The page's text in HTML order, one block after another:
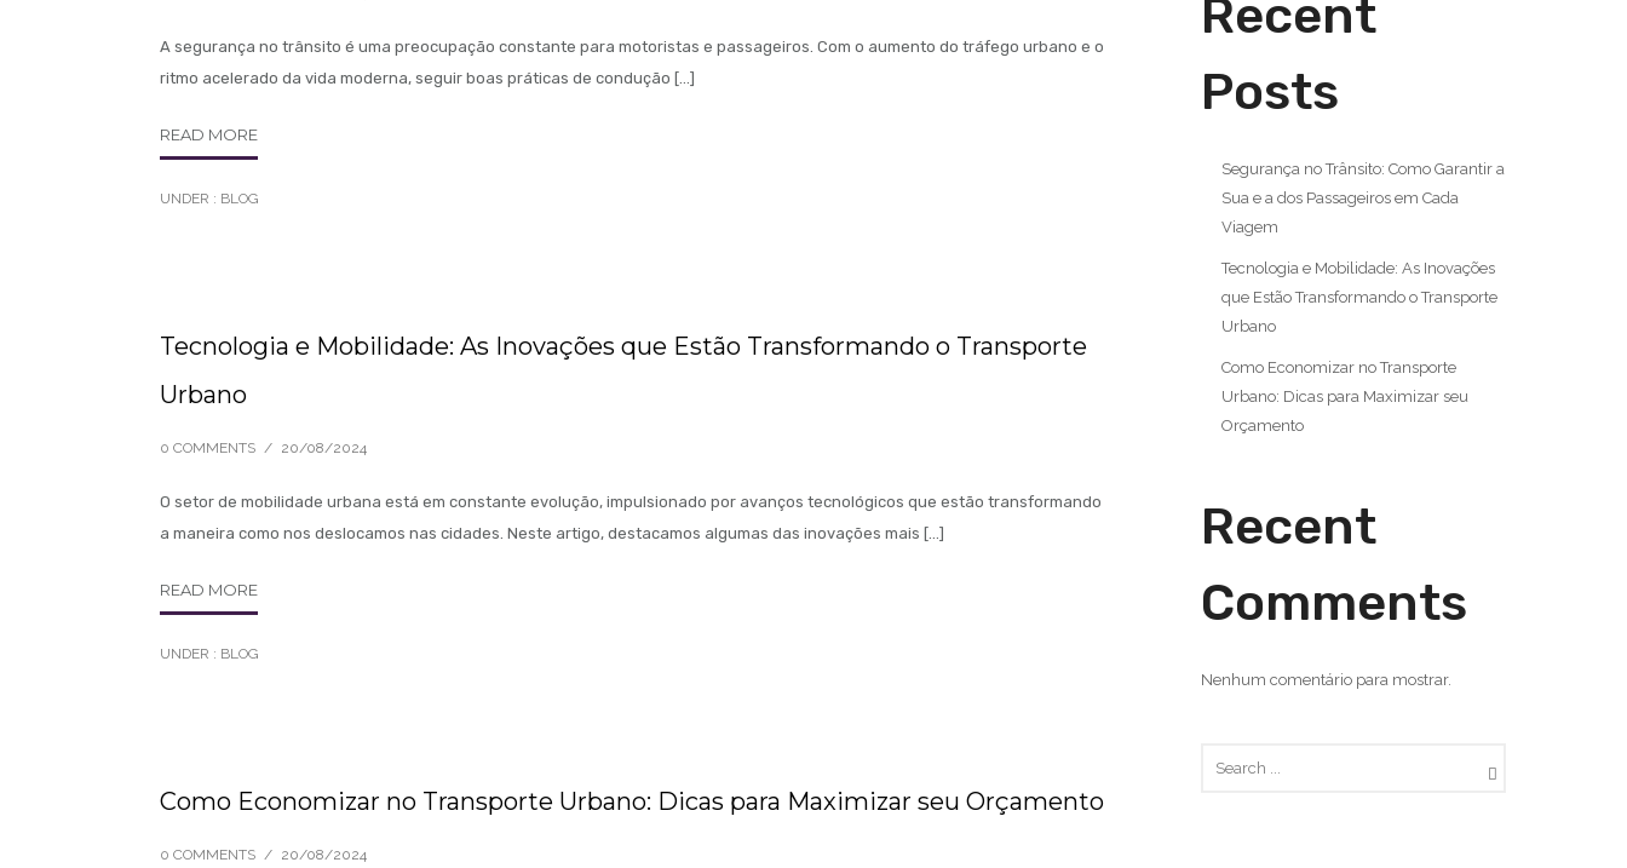
A segurança no trânsito é uma preocupação constante para motoristas e passageiros. Com o aumento do tráfego urbano e o
ritmo acelerado da vida moderna, seguir boas práticas de condução […]
READ MORE
UNDER : BLOG
Tecnologia e Mobilidade: As Inovações que Estão Transformando o Transporte
Urbano
0 COMMENTS / 20/08/2024
O setor de mobilidade urbana está em constante evolução, impulsionado por avanços tecnológicos que estão transformando
a maneira como nos deslocamos nas cidades. Neste artigo, destacamos algumas das inovações mais […]
READ MORE
UNDER : BLOG
Como Economizar no Transporte Urbano: Dicas para Maximizar seu Orçamento
0 COMMENTS / 20/08/2024
Recent
Posts
Segurança no Trânsito: Como Garantir a
Sua e a dos Passageiros em Cada
Viagem
Tecnologia e Mobilidade: As Inovações
que Estão Transformando o Transporte
Urbano
Como Economizar no Transporte
Urbano: Dicas para Maximizar seu
Orçamento
Recent
Comments
Nenhum comentário para mostrar.